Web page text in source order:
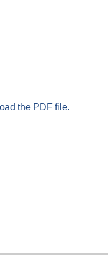
the PDF file.